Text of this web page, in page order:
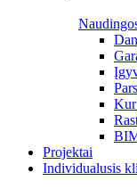
Projektai
Individualusis